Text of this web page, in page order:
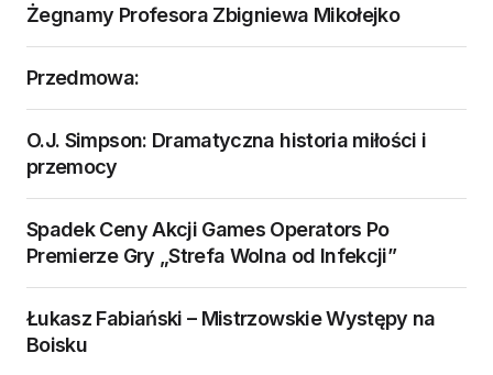
Żegnamy Profesora Zbigniewa Mikołejko
Przedmowa:
O.J. Simpson: Dramatyczna historia miłości i
przemocy
Spadek Ceny Akcji Games Operators Po
Premierze Gry „Strefa Wolna od Infekcji”
Łukasz Fabiański – Mistrzowskie Występy na
Boisku